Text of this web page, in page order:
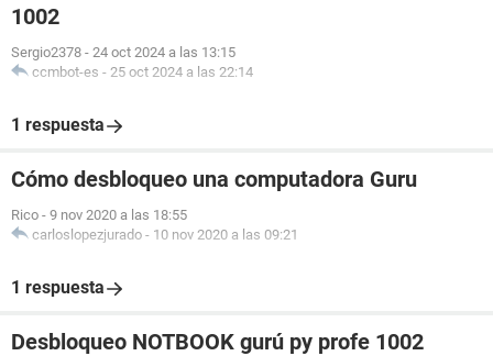
1002
Sergio2378 - 24 oct 2024 a las 13:15
ccmbot-es - 25 oct 2024 a las 22:14
1 respuesta
Cómo desbloqueo una computadora Guru
Rico - 9 nov 2020 a las 18:55
carloslopezjurado - 10 nov 2020 a las 09:21
1 respuesta
Desbloqueo NOTBOOK gurú py profe 1002